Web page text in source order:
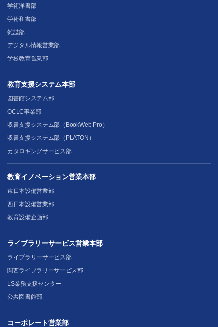
学術洋書部
学術和書部
雑誌部
デジタル情報営業部
学校教育営業部
教育支援システム本部
図書館システム部
OCLC事業部
収書支援システム部（BookWeb Pro）
収書支援システム部（PLATON）
カタロギングサービス部
教育イノベーション営業本部
東日本設備営業部
西日本設備営業部
教育設備企画部
ライブラリーサービス営業本部
ライブラリーサービス部
関西ライブラリーサービス部
LS業務支援センター
公共図書館部
コーポレート営業部